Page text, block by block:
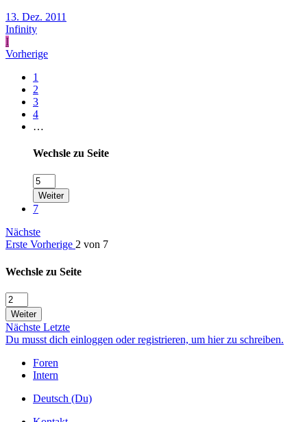
13. Dez. 2011
Infinity
I
Vorherige
1
2
3
4
…
Wechsle zu Seite
Weiter
7
Nächste
Erste Vorherige 2 von 7
Wechsle zu Seite
Weiter
Nächste Letzte
Du musst dich einloggen oder registrieren, um hier zu schreiben.
Foren
Intern
Deutsch (Du)